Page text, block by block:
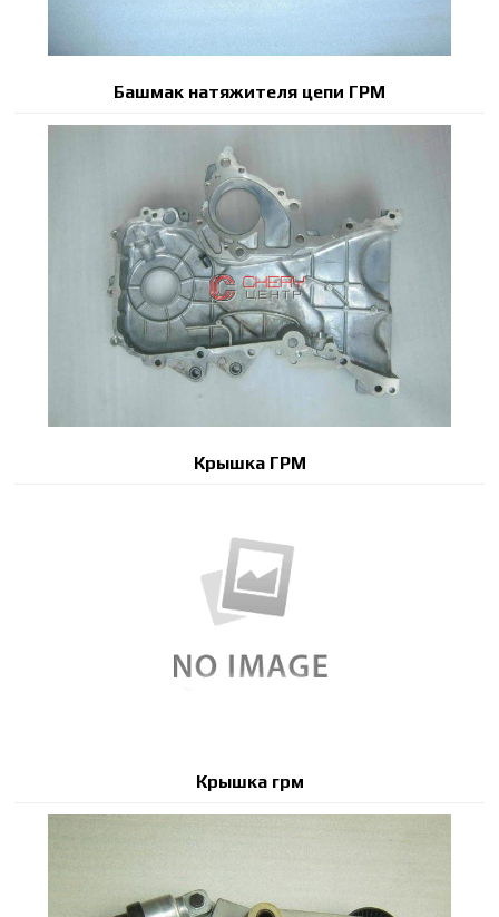
Башмак натяжителя цепи ГРМ
Крышка ГРМ
Крышка грм